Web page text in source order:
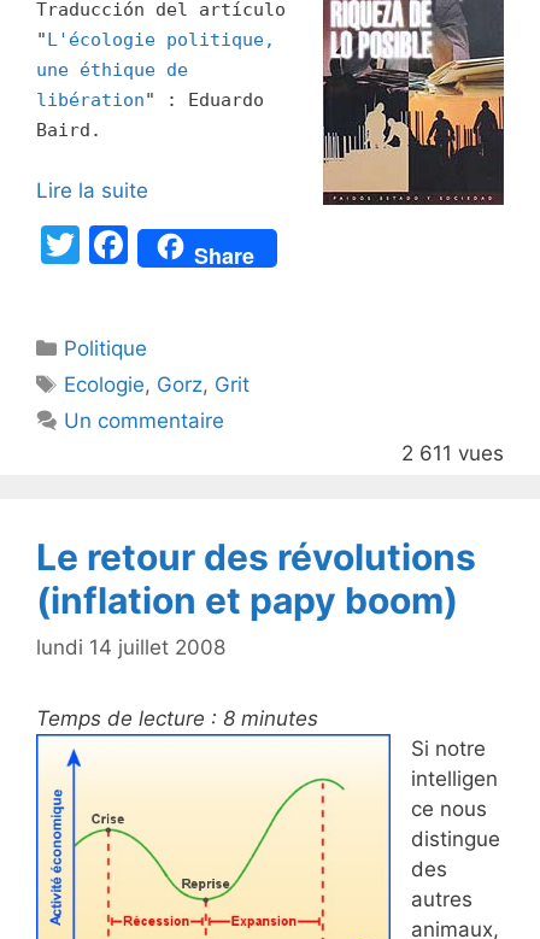
Traducción del artículo
" L'écologie politique,
une éthique de
libération" : Eduardo
Baird.
Lire la suite
T
er
F
a
e
b
o
Share
Catégories
Politique
Étiquettes
Ecologie, Gorz, Grit
Un commentaire
2 611 vues
Le retour des révolutions
(inflation et papy boom)
lundi 14 juillet 2008
Temps de lecture : 8 minutes
Si notre
intelligen
ce nous
distingue
des
autres
animaux,